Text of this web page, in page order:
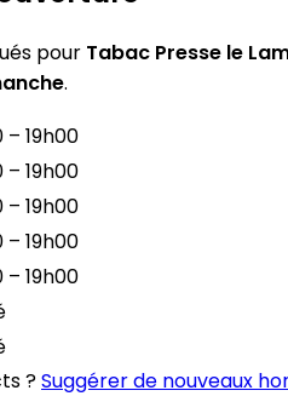
pour Tabac Presse le
.
19h00
19h00
19h00
19h00
19h00
?Suggérer de nouveaux